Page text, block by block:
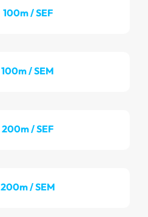
100m / SEF
100m / SEM
200m / SEF
200m / SEM